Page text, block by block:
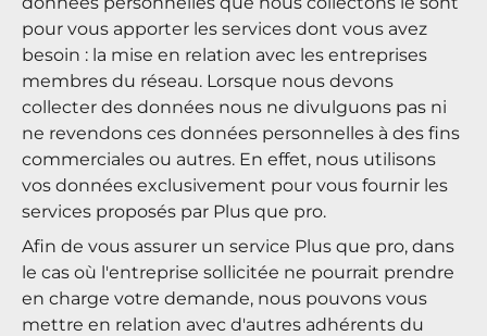
pour vous apporter les services dont vous avez
besoin : la mise en relation avec les entreprises
membres du réseau. Lorsque nous devons
collecter des données nous ne divulguons pas ni
ne revendons ces données personnelles à des fins
commerciales ou autres. En effet, nous utilisons
vos données exclusivement pour vous fournir les
services proposés par Plus que pro.
Afin de vous assurer un service Plus que pro, dans
le cas où l'entreprise sollicitée ne pourrait prendre
en charge votre demande, nous pouvons vous
mettre en relation avec d'autres adhérents du